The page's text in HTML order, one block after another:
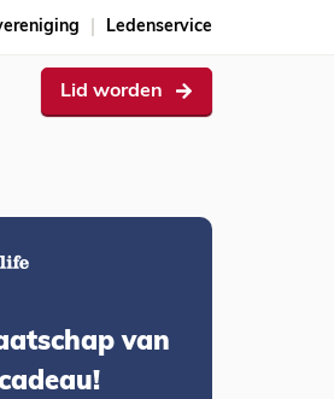
Ledenservice
Lid worden
van